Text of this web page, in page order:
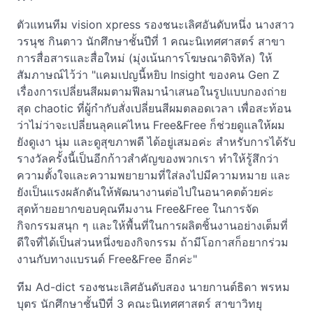
ตัวแทนทีม vision xpress รองชนะเลิศอันดับหนึ่ง นางสาว
วรนุช กินตาว นักศึกษาชั้นปีที่ 1 คณะนิเทศศาสตร์ สาขา
การสื่อสารและสื่อใหม่ (มุ่งเน้นการโฆษณาดิจิทัล) ให้
สัมภาษณ์ไว้ว่า "แคมเปญนี้หยิบ Insight ของคน Gen Z
เรื่องการเปลี่ยนสีผมตามฟีลมานำเสนอในรูปแบบกองถ่าย
สุด chaotic ที่ผู้กำกับสั่งเปลี่ยนสีผมตลอดเวลา เพื่อสะท้อน
ว่าไม่ว่าจะเปลี่ยนลุคแค่ไหน Free&Free ก็ช่วยดูแลให้ผม
ยังดูเงา นุ่ม และดูสุขภาพดี ได้อยู่เสมอค่ะ สำหรับการได้รับ
รางวัลครั้งนี้เป็นอีกก้าวสำคัญของพวกเรา ทำให้รู้สึกว่า
ความตั้งใจและความพยายามที่ใส่ลงไปมีความหมาย และ
ยังเป็นแรงผลักดันให้พัฒนางานต่อไปในอนาคตด้วยค่ะ
สุดท้ายอยากขอบคุณทีมงาน Free&Free ในการจัด
กิจกรรมสนุก ๆ และให้พื้นที่ในการผลิตชิ้นงานอย่างเต็มที่
ดีใจที่ได้เป็นส่วนหนึ่งของกิจกรรม ถ้ามีโอกาสก็อยากร่วม
งานกับทางแบรนด์ Free&Free อีกค่ะ"
ทีม Ad-dict รองชนะเลิศอันดับสอง นายกานต์ธิดา พรหม
บุตร นักศึกษาชั้นปีที่ 3 คณะนิเทศศาสตร์ สาขาวิทยุ